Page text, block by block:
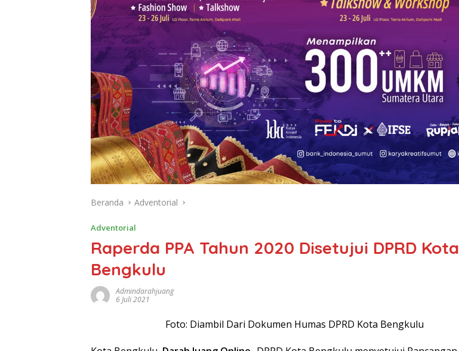
Beranda Adventorial
Adventorial
Raperda PPA Tahun 2020 Disetujui DPRD Kota
Bengkulu
Admindarahjuang
6 Juli 2021
Foto: Diambil Dari Dokumen Humas DPRD Kota Bengkulu